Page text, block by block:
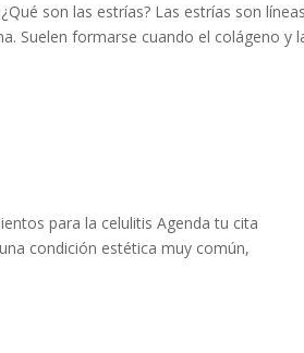
son las estrías? Las estrías son
Suelen formarse cuando el colágeno y
para la celulitis Agenda tu cita
condición estética muy común,